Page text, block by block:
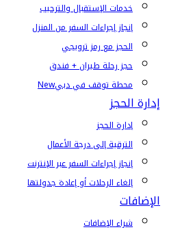
خدمات الإستقبال والترحيب
إنجاز إجراءات السفر من المنزل
الحجز مع رمز ترويجي
حجز رحلة طيران + فندق
محطة توقف في دبيNew
إدارة الحجز
إدارة الحجز
الترقية إلى درجة الأعمال
إنجاز إجراءات السفر عبر الإنترنت
إلغاء الرحلات أو إعادة جدولتها
الإضافات
شراء الإضافات